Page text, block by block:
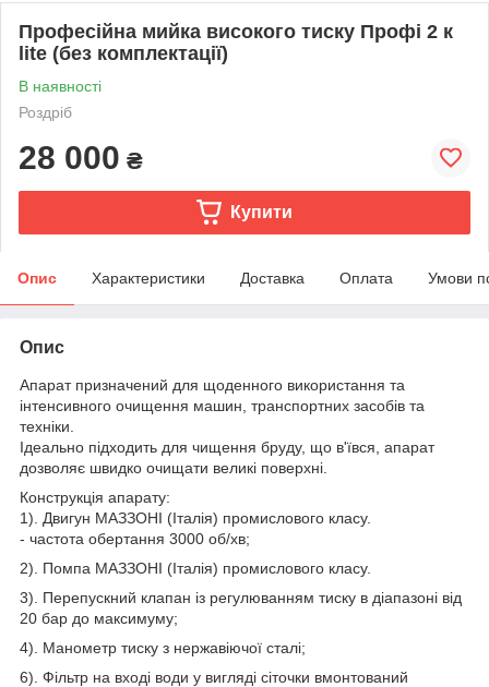
Професійна мийка високого тиску Профі 2 к
lite (без комплектації)
В наявності
Роздріб
28 000 ₴
Купити
Опис Характеристики Доставка Оплата Умови
Опис
Апарат призначений для щоденного використання та
інтенсивного очищення машин, транспортних засобів та
техніки.
Ідеально підходить для чищення бруду, що в'ївся, апарат
дозволяє швидко очищати великі поверхні.
Конструкція апарату:
1). Двигун МАЗЗОНІ (Італія) промислового класу.
- частота обертання 3000 об/хв;
2). Помпа МАЗЗОНІ (Італія) промислового класу.
3). Перепускний клапан із регулюванням тиску в діапазоні від
20 бар до максимуму;
4). Манометр тиску з нержавіючої сталі;
6). Фільтр на вході води у вигляді сіточки вмонтований